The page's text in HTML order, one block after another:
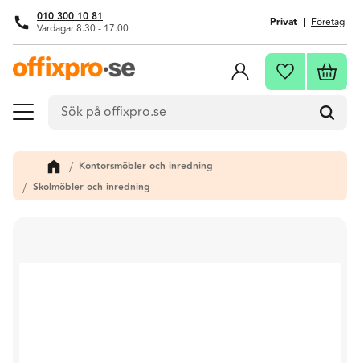
Meny
010 300 10 81
Vardagar 8.30 - 17.00 Privat Företag
Favoriter
Kontorsmöbler och inredning
Skolmöbler och inredning